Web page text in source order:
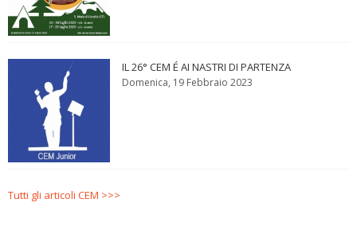
IL 26° CEM É AI NASTRI DI PARTENZA
Domenica, 19 Febbraio 2023
Tutti gli articoli CEM >>>